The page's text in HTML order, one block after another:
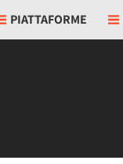
PIATTAFORME